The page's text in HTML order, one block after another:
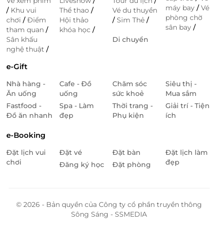
/ Khu vui
chơi /Điểm
tham quan /
Sân khấu
nghệ thuật /
Thể thao /
Hội thảo
khóa học /
Vé du thuyền
/Sim Thẻ /
Di chuyển
máy bay/Vé
phòng chờ
sân bay/
e-Gift
Nhà hàng -
Ăn uống
Fastfood -
Đồ ăn nhanh
Cafe - Đồ
uống
Spa - Làm
đẹp
Chăm sóc
sức khoẻ
Thời trang -
Phụ kiện
Siêu thị -
Mua sắm
Giải trí - Tiện
ích
e-Booking
Đặt lịch vui
chơi
Đặt vé
Đăng ký học
Đặt bàn
Đặt phòng
Đặt lịch làm
đẹp
© 2026 - Bản quyền của Công ty cổ phần truyền thông
Sông Sáng - SSMEDIA